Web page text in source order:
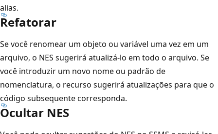
alias.
Refatorar
Se você renomear um objeto ou variável uma vez em um
arquivo, o NES sugerirá atualizá-lo em todo o arquivo. Se
você introduzir um novo nome ou padrão de
nomenclatura, o recurso sugerirá atualizações para que o
código subsequente corresponda.
Ocultar NES